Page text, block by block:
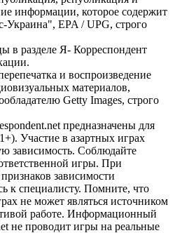
информации, которое содержит
Украина", EPA / UPG, строго
в разделе Я- Корреспондент
и воспроизведение
материалов,
Getty Images, строго
предназначены для
Участие в азартных играх
зависимость. Соблюдайте
игры. При
зависимости
к специалисту. Помните, что
не может являться источником
работе. Информационный
не проводит игры на реальные